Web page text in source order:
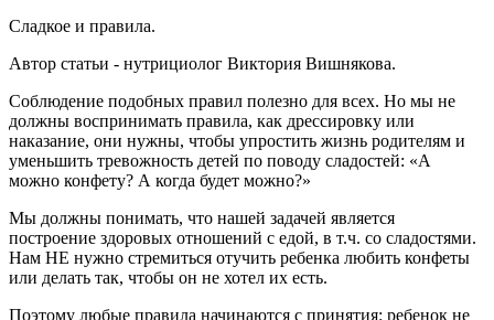
Сладкое и правила.
Автор статьи - нутрициолог Виктория Вишнякова.
Соблюдение подобных правил полезно для всех. Но мы не
должны воспринимать правила, как дрессировку или
наказание, они нужны, чтобы упростить жизнь родителям и
уменьшить тревожность детей по поводу сладостей: «А
можно конфету? А когда будет можно?»
Мы должны понимать, что нашей задачей является
построение здоровых отношений с едой, в т.ч. со сладостями.
Нам НЕ нужно стремиться отучить ребенка любить конфеты
или делать так, чтобы он не хотел их есть.
Поэтому любые правила начинаются с принятия: ребенок не